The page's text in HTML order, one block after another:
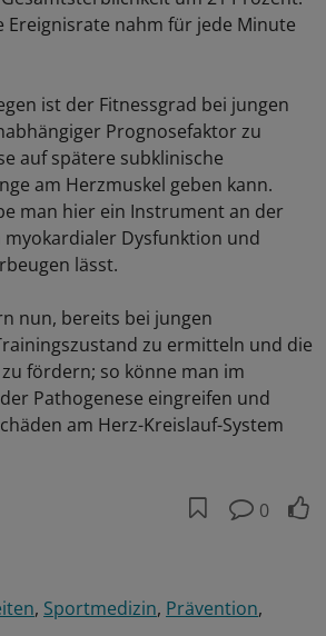
Ereignisrate nahm für jede Minute
ist der Fitnessgrad bei jungen
Prognosefaktor zu
auf spätere subklinische
am Herzmuskel geben kann.
man hier ein Instrument an der
myokardialer Dysfunktion und
lässt.
nun, bereits bei jungen
zu ermitteln und die
fördern; so könne man im
Pathogenese eingreifen und
am Herz-Kreislauf-System
0
Sportmedizin Prävention